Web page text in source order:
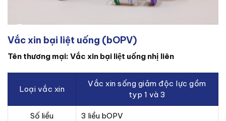
Vắc xin bại liệt uống (bOPV)
Tên thương mại: Vắc xin bại liệt uống nhị liên
Loại vắc xin
Vắc xin sống giảm độc lực gồm
typ 1 và 3
Số liều 3 liều bOPV